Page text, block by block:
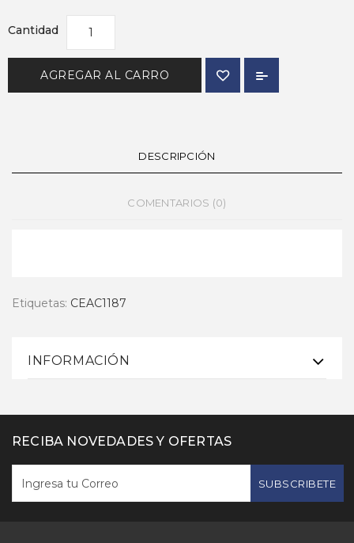
Cantidad
AGREGAR AL CARRO
DESCRIPCIÓN
COMENTARIOS (0)
Etiquetas: CEAC1187
INFORMACIÓN
RECIBA NOVEDADES Y OFERTAS
SUBSCRIBETE